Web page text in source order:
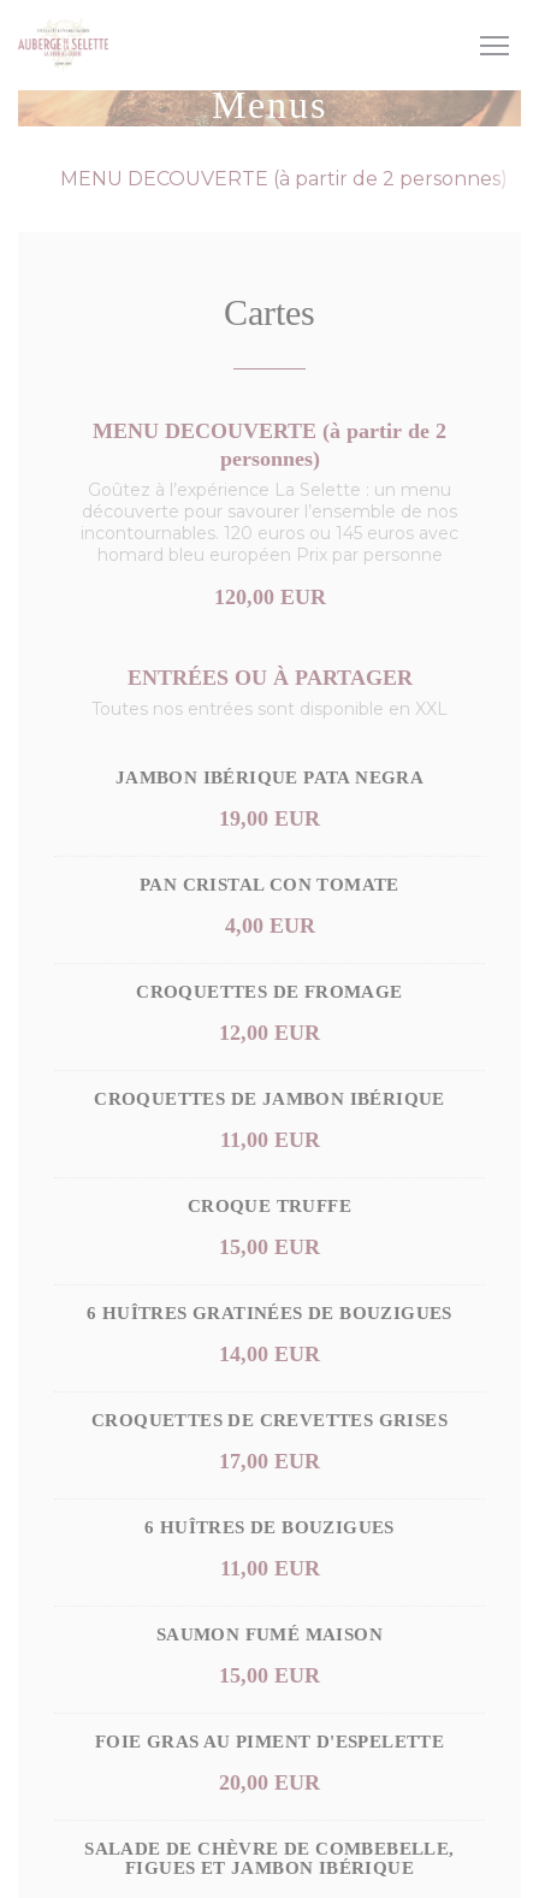
Personalizing your cookie choices
Menus
MENU DECOUVERTE (à partir de 2 personnes)
Cartes
MENU DECOUVERTE (à partir de 2
personnes)
Goûtez à l’expérience La Selette : un menu
découverte pour savourer l’ensemble de nos
incontournables. 120 euros ou 145 euros avec
homard bleu européen Prix par personne
120,00 EUR
ENTRÉES OU À PARTAGER
Toutes nos entrées sont disponible en XXL
JAMBON IBÉRIQUE PATA NEGRA
19,00 EUR
PAN CRISTAL CON TOMATE
4,00 EUR
CROQUETTES DE FROMAGE
12,00 EUR
CROQUETTES DE JAMBON IBÉRIQUE
11,00 EUR
CROQUE TRUFFE
15,00 EUR
6 HUÎTRES GRATINÉES DE BOUZIGUES
14,00 EUR
CROQUETTES DE CREVETTES GRISES
17,00 EUR
6 HUÎTRES DE BOUZIGUES
11,00 EUR
SAUMON FUMÉ MAISON
15,00 EUR
FOIE GRAS AU PIMENT D'ESPELETTE
20,00 EUR
SALADE DE CHÈVRE DE COMBEBELLE,
FIGUES ET JAMBON IBÉRIQUE